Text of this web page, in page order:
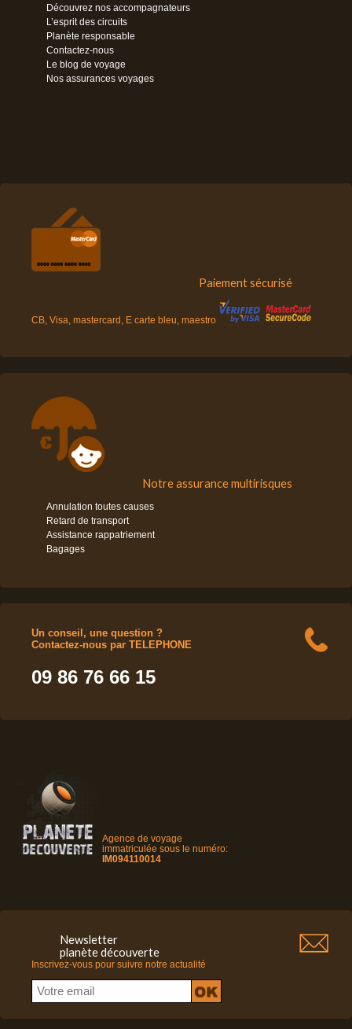
Découvrez nos accompagnateurs
L’esprit des circuits
Planète responsable
Contactez-nous
Le blog de voyage
Nos assurances voyages
Paiement sécurisé
CB, Visa, mastercard, E carte bleu, maestro
Notre assurance multirisques
Annulation toutes causes
Retard de transport
Assistance rappatriement
Bagages
Un conseil, une question ?
Contactez-nous par TELEPHONE
09 86 76 66 15
Agence de voyage
immatriculée sous le numéro:
IM094110014
Newsletter
planète découverte
Inscrivez-vous pour suivre notre actualité